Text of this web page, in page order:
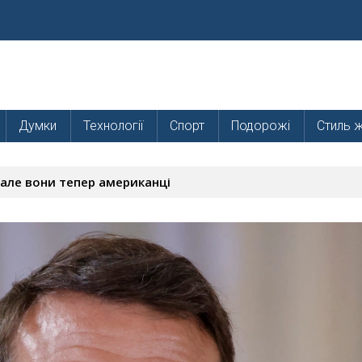
Думки Технології Спорт Подорожі Стиль
вони тепер американці